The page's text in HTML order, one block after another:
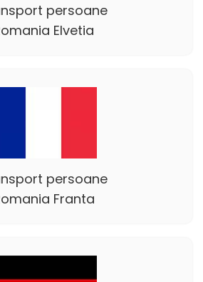
persoane
Elvetia
persoane
Franta